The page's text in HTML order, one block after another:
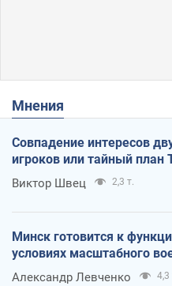
Мнения
Совпадение интересов
игроков или тайный план
Виктор Швец 2,3 т.
Минск готовится к
условиях масштабного
Александр Левченко 4,3